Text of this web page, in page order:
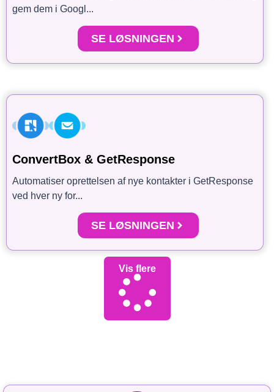
gem dem i Googl...
SE LØSNINGEN
ConvertBox & GetResponse
Automatiser oprettelsen af nye kontakter i GetResponse
ved hver ny for...
SE LØSNINGEN
Vis flere